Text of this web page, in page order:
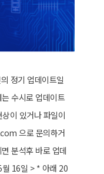
정기 업데이트일
수시로 업데이트
이 있거나 파일이
으로 문의하거
분석후 바로 업데
16일 > * 아래 20